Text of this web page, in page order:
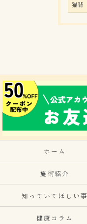
猫背
ホーム
施術紹介
知っていてほしい事
健康コラム